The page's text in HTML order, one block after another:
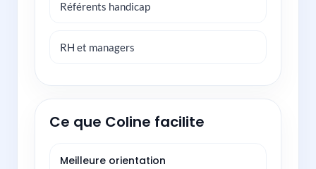
Référents handicap
RH et managers
Ce que Coline facilite
Meilleure orientation